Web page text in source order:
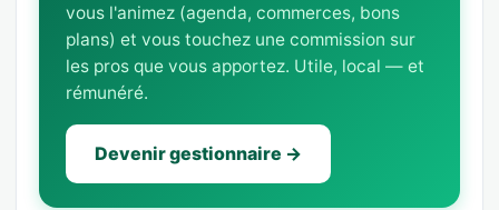
vous l'animez (agenda, commerces, bons
plans) et vous touchez une commission sur
les pros que vous apportez. Utile, local — et
rémunéré.
Devenir gestionnaire →